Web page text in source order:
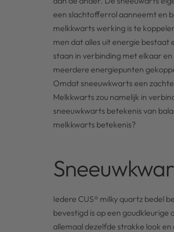
een slachtofferrol aanneemt en
melkkwarts werking is te
men dat alles uit energie bestaat
staan in verbinding met elkaar
meerdere energiepunten
Omdat sneeuwkwarts een
Melkkwarts zou namelijk in
sneeuwkwarts betekenis van
melkkwarts betekenis?
Iedere CUS® milky quartz bedel
bevestigd is op een
allemaal dezelfde strakke look